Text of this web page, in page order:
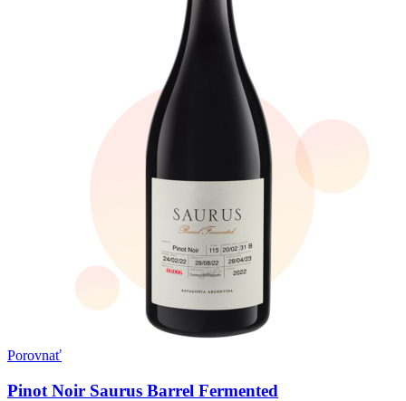
Porovnať
Pinot Noir Saurus Barrel Fermented